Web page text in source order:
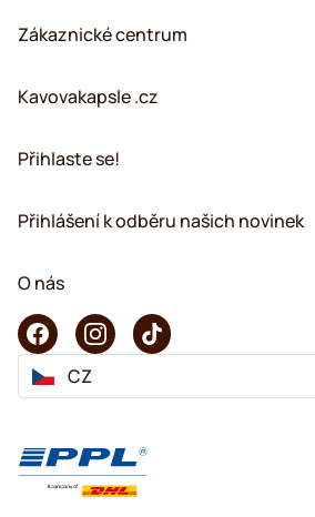
Zákaznické centrum
Kavovakapsle .cz
Přihlaste se!
Přihlášení k odběru našich novinek
O nás
CZ